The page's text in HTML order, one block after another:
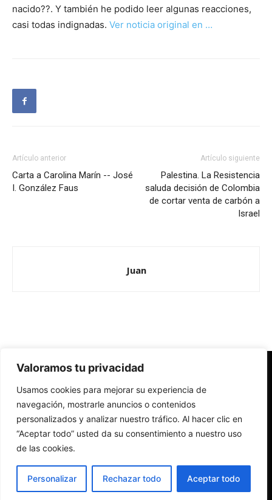
Valoramos tu privacidad
Usamos cookies para mejorar su experiencia de
navegación, mostrarle anuncios o contenidos
personalizados y analizar nuestro tráfico. Al hacer clic en
“Aceptar todo” usted da su consentimiento a nuestro uso
de las cookies.
Personalizar Rechazar todo Aceptar todo
nacido??. Y también he podido leer algunas reacciones,
casi todas indignadas. Ver noticia original en …
Artículo anterior
Carta a Carolina Marín -- José
I. González Faus
Artículo siguiente
Palestina. La Resistencia
saluda decisión de Colombia
de cortar venta de carbón a
Israel
Juan
Redes Cristianas
Una mirada alternativa sobre la Iglesia católica y la sociedad
- Colectivos de Redes Cristianas